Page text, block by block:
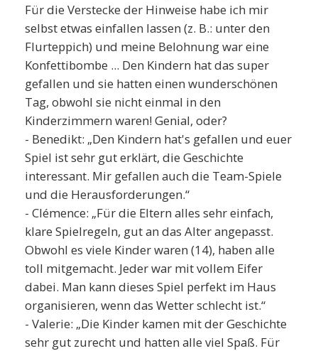
Für die Verstecke der Hinweise habe ich mir
selbst etwas einfallen lassen (z. B.: unter den
Flurteppich) und meine Belohnung war eine
Konfettibombe ... Den Kindern hat das super
gefallen und sie hatten einen wunderschönen
Tag, obwohl sie nicht einmal in den
Kinderzimmern waren! Genial, oder?
- Benedikt: „Den Kindern hat's gefallen und euer
Spiel ist sehr gut erklärt, die Geschichte
interessant. Mir gefallen auch die Team-Spiele
und die Herausforderungen.“
- Clémence: „Für die Eltern alles sehr einfach,
klare Spielregeln, gut an das Alter angepasst.
Obwohl es viele Kinder waren (14), haben alle
toll mitgemacht. Jeder war mit vollem Eifer
dabei. Man kann dieses Spiel perfekt im Haus
organisieren, wenn das Wetter schlecht ist.“
- Valerie: „Die Kinder kamen mit der Geschichte
sehr gut zurecht und hatten alle viel Spaß. Für